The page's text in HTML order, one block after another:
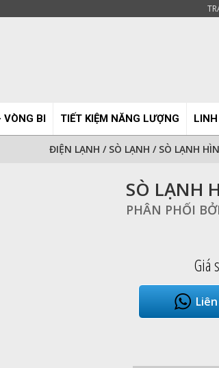
VÒNG BI TIẾT KIỆM NĂNG LƯỢNG LINH
ĐIỆN LẠNH / SÒ LẠNH / SÒ LẠNH
SÒ LẠNH
PHÂN PHỐI
Giá